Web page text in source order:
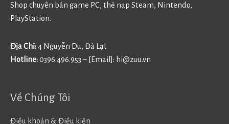
Shop chuyên bán game PC, thẻ nạp Steam, Nintendo,
PlayStation.
Địa Chỉ:4 Nguyễn Du, Đà Lạt
Hotline:0396.496.953 – [Email]: hi@zuu.vn
Về Chúng Tôi
Điều khoản & Điều kiện